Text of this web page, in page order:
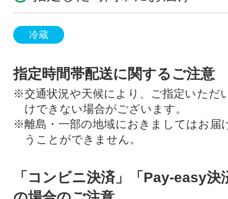
冷蔵
指定時間帯配送に関するご注意
※交通状況や天候により、ご指定いただ
けできない場合がございます。
※離島・一部の地域におきましてはお届
うことができません。
「コンビニ決済」「Pay-easy決